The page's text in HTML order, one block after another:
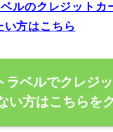
ルのクレジットカ
い方はこちら
ラベルでクレジ
い方はこちらを